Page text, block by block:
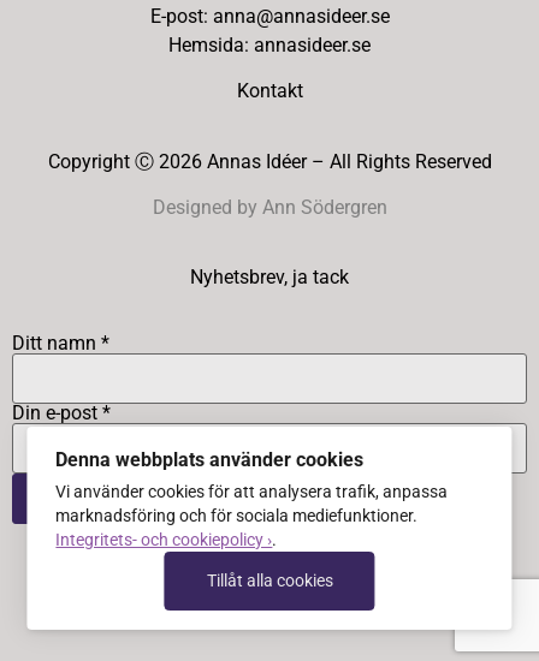
E-post: anna@annasideer.se
Hemsida: annasideer.se
Kontakt
Copyright Ⓒ 2026 Annas Idéer – All Rights Reserved
Designed by Ann Södergren
Nyhetsbrev, ja tack
Ditt namn *
Din e-post *
Denna webbplats använder cookies
Vi använder cookies för att analysera trafik, anpassa
marknadsföring och för sociala mediefunktioner.
Integritets- och cookiepolicy ›.
Tillåt alla cookies